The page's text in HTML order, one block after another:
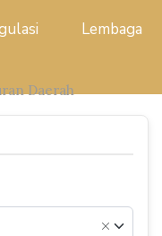
Lembaga
Daerah